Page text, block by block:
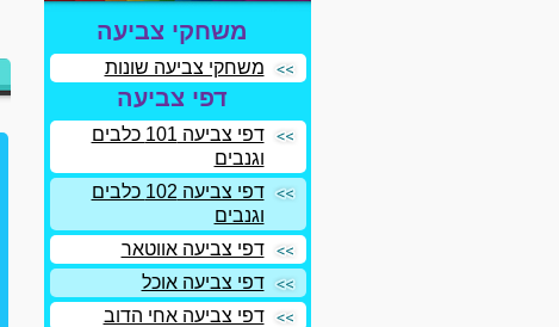
משחקי צביעה
משחקי צביעה שונות
דפי צביעה
דפי צביעה 101 כלבים
וגנבים
דפי צביעה 102 כלבים
וגנבים
דפי צביעה אווטאר
דפי צביעה אוכל
דפי צביעה אחי הדוב